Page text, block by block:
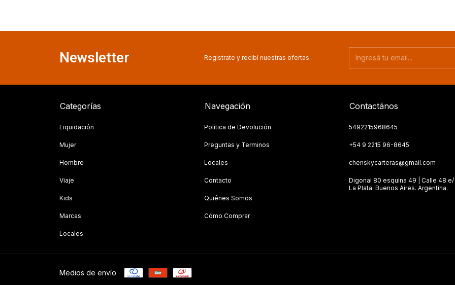
Newsletter Registrate y recibí nuestras ofertas.
Categorías
Liquidación
Mujer
Hombre
Viaje
Kids
Marcas
Locales
Navegación
Política de Devolución
Preguntas y Terminos
Locales
Contacto
Quiénes Somos
Cómo Comprar
Contactános
5492215968645
+54 9 2215 96-8645
chenskycarteras@gmail.com
Digonal 80 esquina 49 | Calle 48
La Plata. Buenos Aires. Argentina.
Medios de envío